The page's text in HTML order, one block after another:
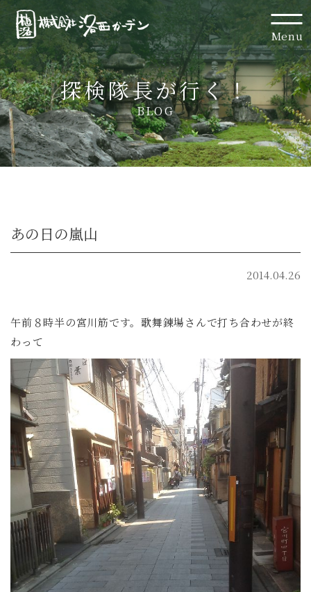
Menu
探検隊長が行く！
BLOG
あの日の嵐山
2014.04.26
午前８時半の宮川筋です。歌舞錬場さんで打ち合わせが終
わって